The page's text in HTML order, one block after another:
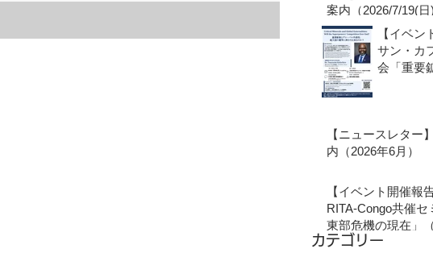
動画をRITA-CongoのYouTubeチャンネルで公開
案内（2026/7/19(日
【イベン
サン・カ
会「重要
16:30-
【ニュースレター
内（2026年6月）
【イベント開催報
RITA-Congo共催
東部危機の現在」
カテゴリー